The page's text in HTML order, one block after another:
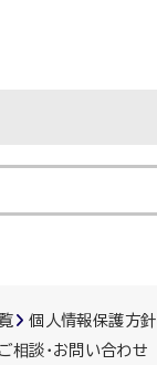
個人情報保護方針
ご相談･お問い合わせ